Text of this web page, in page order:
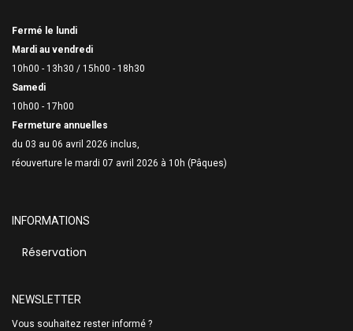
Fermé le lundi
Mardi au vendredi
10h00 - 13h30 / 15h00 - 18h30
Samedi
10h00 - 17h00
Fermeture annuelles
du 03 au 06 avril 2026 inclus,
réouverture le mardi 07 avril 2026 à 10h (Pâques)
INFORMATIONS
Réservation
NEWSLETTER
Vous souhaitez rester informé ?